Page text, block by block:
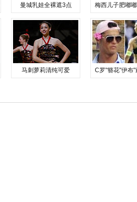
曼城乳娃全裸遮3点 梅西儿子肥嘟
马刺萝莉清纯可爱 C罗"簪花"伊布"